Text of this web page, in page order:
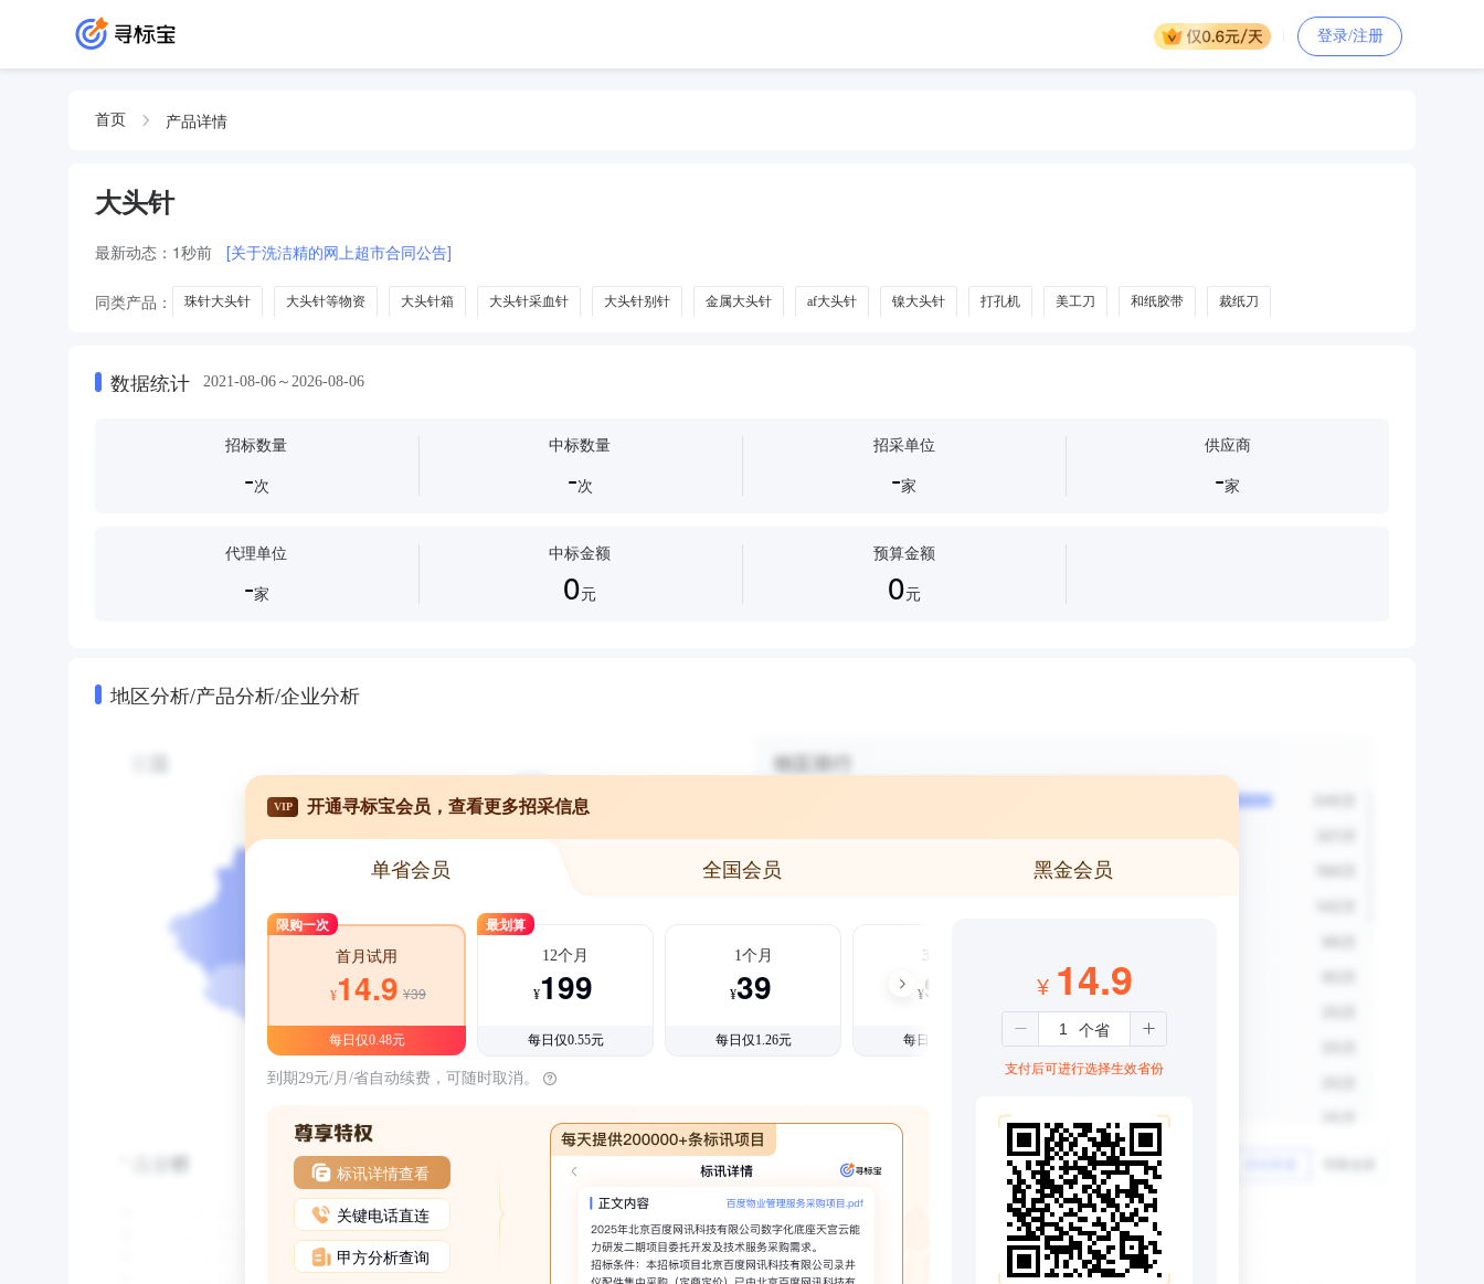
登录/注册
首页 产品详情
大头针
最新动态： 1秒前 [关于洗洁精的网上超市合同公告]
同类产品： 珠针大头针 大头针等物资 大头针箱 大头针采血针 大头针别针 金属大头针 af大头针 镍大头针 打孔机 美工刀 和纸胶带 裁纸刀
数据统计 2021-08-06～2026-08-06
招标数量
-次
中标数量
-次
招采单位
-家
供应商
-家
代理单位
-家
中标金额
0元
预算金额
0元
地区分析/产品分析/企业分析
VIP 开通寻标宝会员，查看更多招采信息
单省会员 全国会员 黑金会员
限购一次
首月试用
¥14.9 ¥39
每日仅0.48元
最划算
12个月
¥199
每日仅0.55元
1个月
¥39
每日仅1.26元
3个月
¥99
每日仅1.08元
到期29元/月/省自动续费，可随时取消。
标讯详情查看
关键电话直连
甲方分析查询
¥ 14.9
支付后可进行选择生效省份